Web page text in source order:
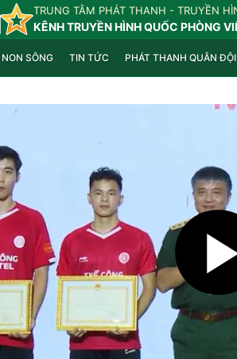
TRUNG TÂM PHÁT THANH - TRUYỀN
KÊNH TRUYỀN HÌNH QUỐC PHÒNG
SÔNG TIN TỨC PHÁT THANH QUÂN